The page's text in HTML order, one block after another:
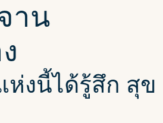
าน
ห่งนี้ได้รู้สึก สุข